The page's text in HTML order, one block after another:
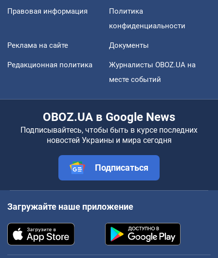
Правовая информация
Политика
конфиденциальности
Реклама на сайте Документы
Редакционная политика
Журналисты OBOZ.UA на
месте событий
OBOZ.UA в Google News
Подписывайтесь, чтобы быть в курсе последних
новостей Украины и мира сегодня
Подписаться
Загружайте наше приложение